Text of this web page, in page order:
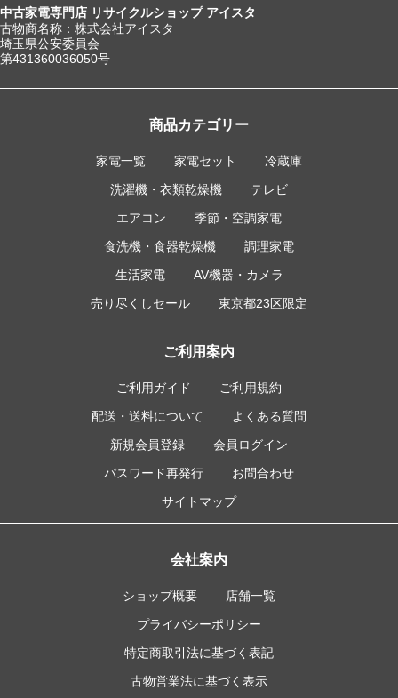
中古家電専門店 リサイクルショップ アイスタ
古物商名称：株式会社アイスタ
埼玉県公安委員会
第431360036050号
商品カテゴリー
家電一覧 家電セット
冷蔵庫
洗濯機・衣類乾燥機
テレビ
エアコン
季節・空調家電
食洗機・食器乾燥機
調理家電
生活家電
AV機器・カメラ
売り尽くしセール
東京都23区限定
ご利用案内
ご利用ガイド
ご利用規約
配送・送料について
よくある質問
新規会員登録
会員ログイン
パスワード再発行
お問合わせ
サイトマップ
会社案内
ショップ概要
店舗一覧
プライバシーポリシー
特定商取引法に基づく表記
古物営業法に基づく表示